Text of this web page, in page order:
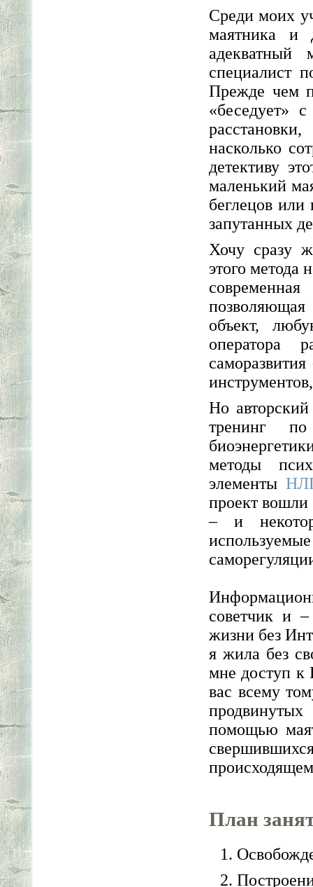
Среди моих
маятника и
адекватный
специалист
Прежде чем
«беседует»
насколько
детективу
маленький
беглецов
запутанных
Хочу сразу
этого метода
объект,
оператора
Но
тренинг
методы
элементы
проект
– и
советчик и
жизни без
я жила без
мне доступ
вас всему
помощью
План